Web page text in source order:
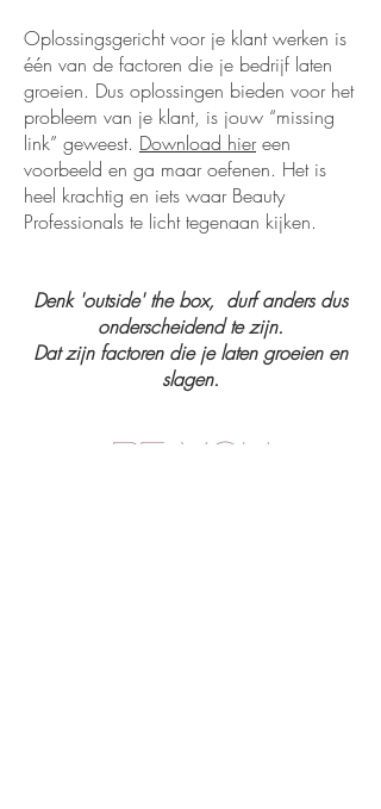
Oplossingsgericht voor je klant werken is
één van de factoren die je bedrijf laten
groeien. Dus oplossingen bieden voor het
probleem van je klant, is jouw “missing
link” geweest. Download hiereen
voorbeeld en ga maar oefenen. Het is
heel krachtig en iets waar Beauty
Professionals te licht tegenaan kijken.
Denk 'outside' the box, durf anders dus
onderscheidend te zijn.
Dat zijn factoren die je laten groeien en
slagen.
be you